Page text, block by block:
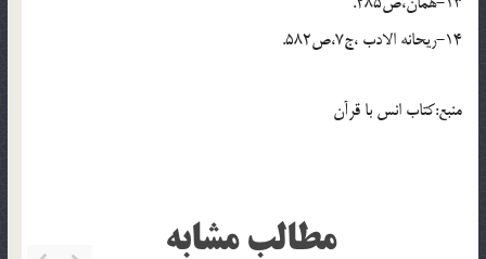
14-ريحانه الادب ،ج7،ص582.
منبع:کتاب انس با قرآن
مطالب مشابه